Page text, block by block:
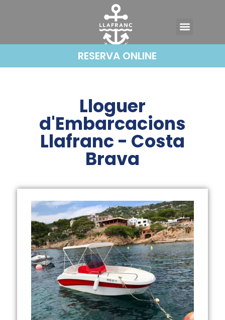
RESERVA ONLINE
Lloguer
d'Embarcacions
Llafranc - Costa
Brava